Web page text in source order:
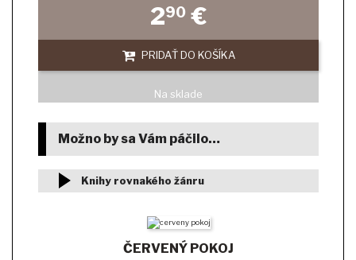
290€
PRIDAŤ DO KOŠÍKA
Na sklade
Možno by sa Vám páčilo…
Knihy rovnakého žánru
ČERVENÝ POKOJ